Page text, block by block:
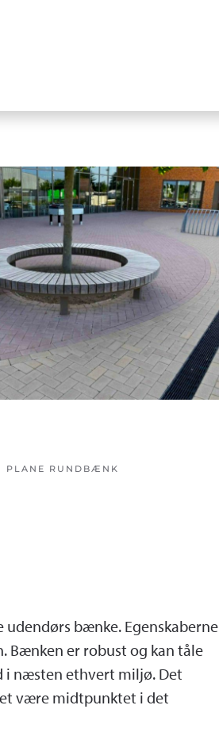
PLANE RUNDBÆNK
bænke. Egenskaberne
Bænken er robust og kan tåle
i næsten ethvert miljø. Det
være midtpunktet i det